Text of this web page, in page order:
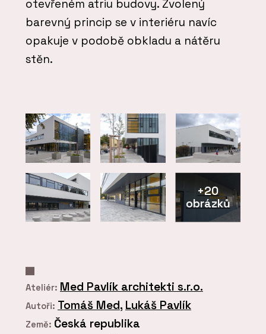
otevřeném atriu budovy. Zvolený
barevný princip se v interiéru navíc
opakuje v podobě obkladu a nátěru
stěn.
+20
obrázků
Ateliér: Med Pavlík architekti s.r.o.
Autoři: Tomáš Med, Lukáš Pavlík
Země: Česká republika